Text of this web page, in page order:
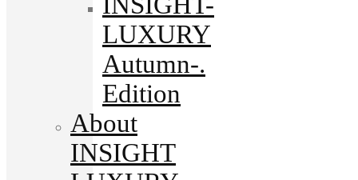
LUXURY
Autumn-.
Edition
About
INSIGHT